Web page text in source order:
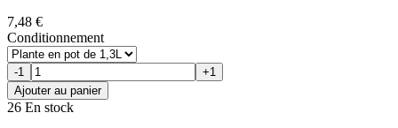
7,48 €
Conditionnement
-1
+1
Ajouter au panier
26 En stock